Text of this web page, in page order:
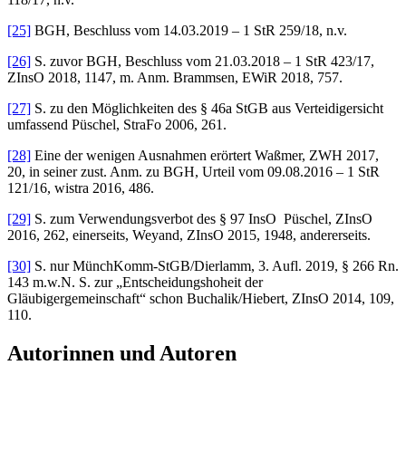
[25] BGH, Beschluss vom 14.03.2019 – 1 StR 259/18, n.v.
[26] S. zuvor BGH, Beschluss vom 21.03.2018 – 1 StR 423/17,
ZInsO 2018, 1147, m. Anm. Brammsen, EWiR 2018, 757.
[27] S. zu den Möglichkeiten des § 46a StGB aus Verteidigersicht
umfassend Püschel, StraFo 2006, 261.
[28] Eine der wenigen Ausnahmen erörtert Waßmer, ZWH 2017,
20, in seiner zust. Anm. zu BGH, Urteil vom 09.08.2016 – 1 StR
121/16, wistra 2016, 486.
[29] S. zum Verwendungsverbot des § 97 InsO Püschel, ZInsO
2016, 262, einerseits, Weyand, ZInsO 2015, 1948, andererseits.
[30] S. nur MünchKomm-StGB/Dierlamm, 3. Aufl. 2019, § 266 Rn.
143 m.w.N. S. zur „Entscheidungshoheit der
Gläubigergemeinschaft“ schon Buchalik/Hiebert, ZInsO 2014, 109,
110.
Autorinnen und Autoren